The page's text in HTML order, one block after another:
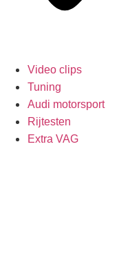
Video clips
Tuning
Audi motorsport
Rijtesten
Extra VAG